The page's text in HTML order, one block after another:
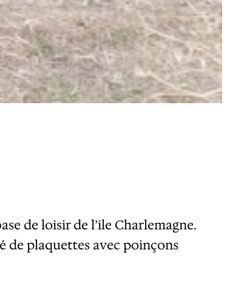
de loisir de l’ile Charlemagne.
de plaquettes avec poinçons